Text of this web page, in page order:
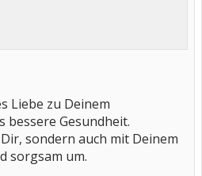
Liebe zu Deinem
bessere Gesundheit.
sondern auch mit Deinem
sorgsam um.